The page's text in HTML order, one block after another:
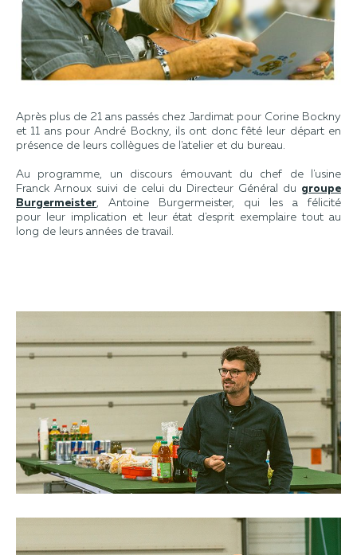
Après plus de 21 ans passés chez Jardimat pour Corine Bockny
et 11 ans pour André Bockny, ils ont donc fêté leur départ en
présence de leurs collègues de l'atelier et du bureau.
Au programme, un discours émouvant du chef de l'usine
Franck Arnoux suivi de celui du Directeur Général du groupe
Burgermeister , Antoine Burgermeister, qui les a félicité
pour leur implication et leur état d'esprit exemplaire tout au
long de leurs années de travail.